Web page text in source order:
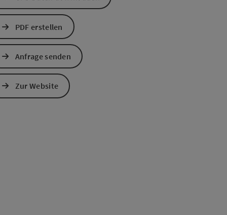
öffnenöffnen
PDF erstellen
Anfrage senden
Zur Website